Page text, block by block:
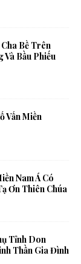
Bề Trên
Bầu Phiếu
Vấn Miền
Nam Á Có
Ơn Thiên Chúa
Tỉnh Don
Thần Gia Đình